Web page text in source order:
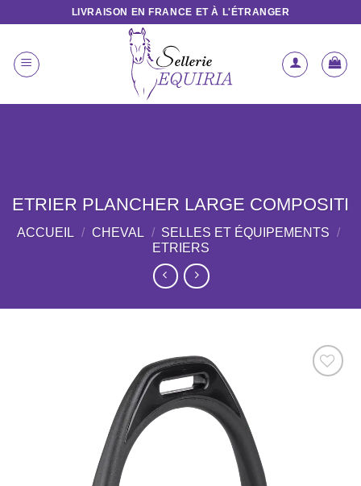
contenu
LIVRAISON EN FRANCE ET À L'ÉTRANGER
ETRIER PLANCHER LARGE COMPOSITI
ACCUEIL / CHEVAL / SELLES ET ÉQUIPEMENTS /
ETRIERS